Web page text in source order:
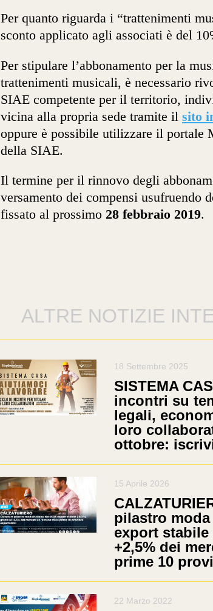
Per quanto riguarda i “trattenimenti
sconto applicato agli associati è del
Per stipulare l’abbonamento per la
trattenimenti musicali, è necessario
SIAE competente per il territorio,
vicina alla propria sede tramite il sito
oppure è possibile utilizzare il portale
della SIAE.
Il termine per il rinnovo degli
versamento dei compensi usufruendo
fissato al prossimo 28 febbraio 2019.
ALTRE NOTIZIE
18 Settembre 2025
SISTEMA
incontri su
legali,
loro
ottobre:
15 Aprile 2026
pilastro moda
export stabile
+2,5% dei
prime 10
22 Marzo 2022